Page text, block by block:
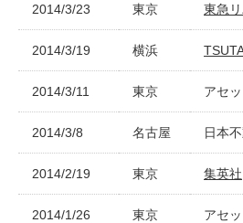
2014/3/23 東京 東急
2014/3/19 横浜
2014/3/11 東京 アセ
2014/3/8 名古屋 日本
2014/2/19 東京 集英社
2014/1/26 東京 アセ